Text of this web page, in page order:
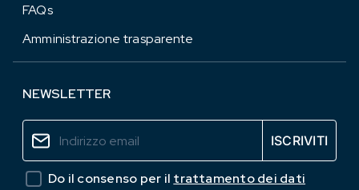
FAQs
Amministrazione trasparente
NEWSLETTER
Do il consenso per il trattamento dei dati